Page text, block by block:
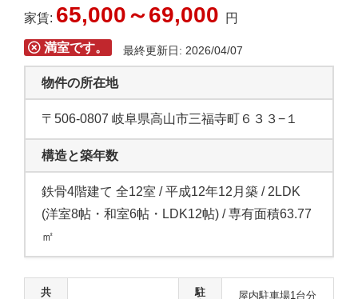
a
g
e
家賃: 65,000～69,000 円
満室です。 最終更新日: 2026/04/07
物件の所在地
〒506-0807 岐阜県高山市三福寺町６３３−１
構造と築年数
鉄骨4階建て 全12室 / 平成12年12月築 / 2LDK
(洋室8帖・和室6帖・LDK12帖) / 専有面積63.77
㎡
共
駐
屋内駐車場1台分